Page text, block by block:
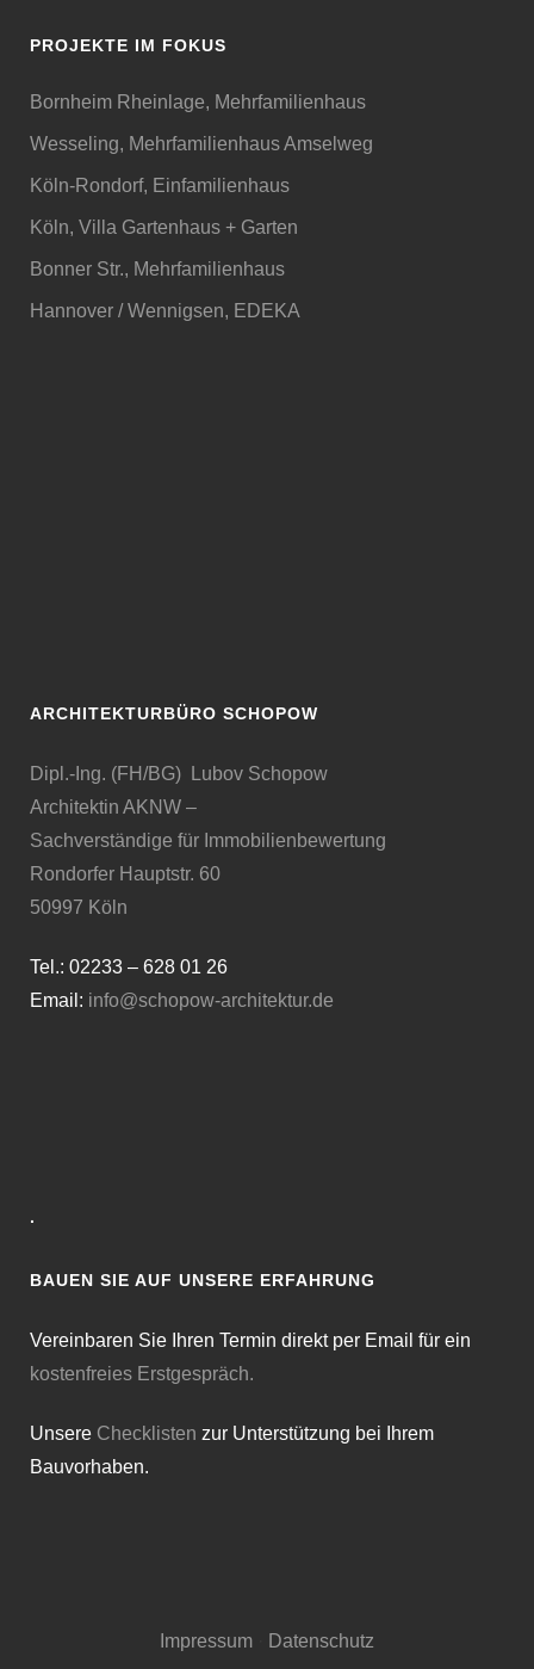
PROJEKTE IM FOKUS
Bornheim Rheinlage, Mehrfamilienhaus
Wesseling, Mehrfamilienhaus Amselweg
Köln-Rondorf, Einfamilienhaus
Köln, Villa Gartenhaus + Garten
Bonner Str., Mehrfamilienhaus
Hannover / Wennigsen, EDEKA
ARCHITEKTURBÜRO SCHOPOW
Dipl.-Ing. (FH/BG) Lubov Schopow
Architektin AKNW –
Sachverständige für Immobilienbewertung
Rondorfer Hauptstr. 60
50997 Köln
Tel.: 02233 – 628 01 26
Email: info@schopow-architektur.de
·
BAUEN SIE AUF UNSERE ERFAHRUNG
Vereinbaren Sie Ihren Termin direkt per Email für ein
kostenfreies Erstgespräch.
Unsere Checklisten zur Unterstützung bei Ihrem
Bauvorhaben.
Impressum Datenschutz